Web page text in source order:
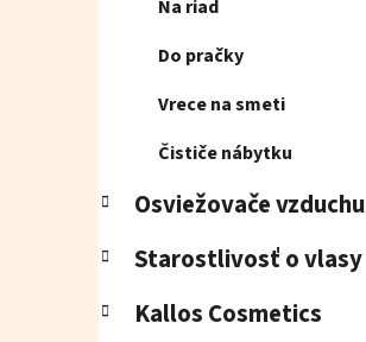
Na riad
Do pračky
Vrece na smeti
Čističe nábytku
Osviežovače vzduchu
Starostlivosť o vlasy
Kallos Cosmetics